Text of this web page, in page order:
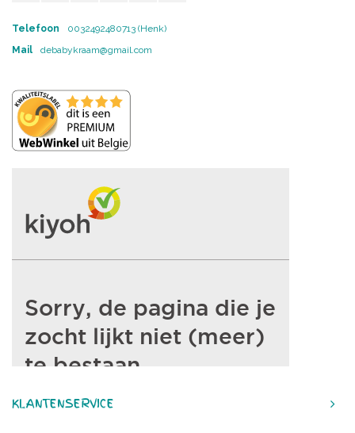
Telefoon
0032492480713 (Henk)
Mail
debabykraam@gmail.com
KLANTENSERVICE